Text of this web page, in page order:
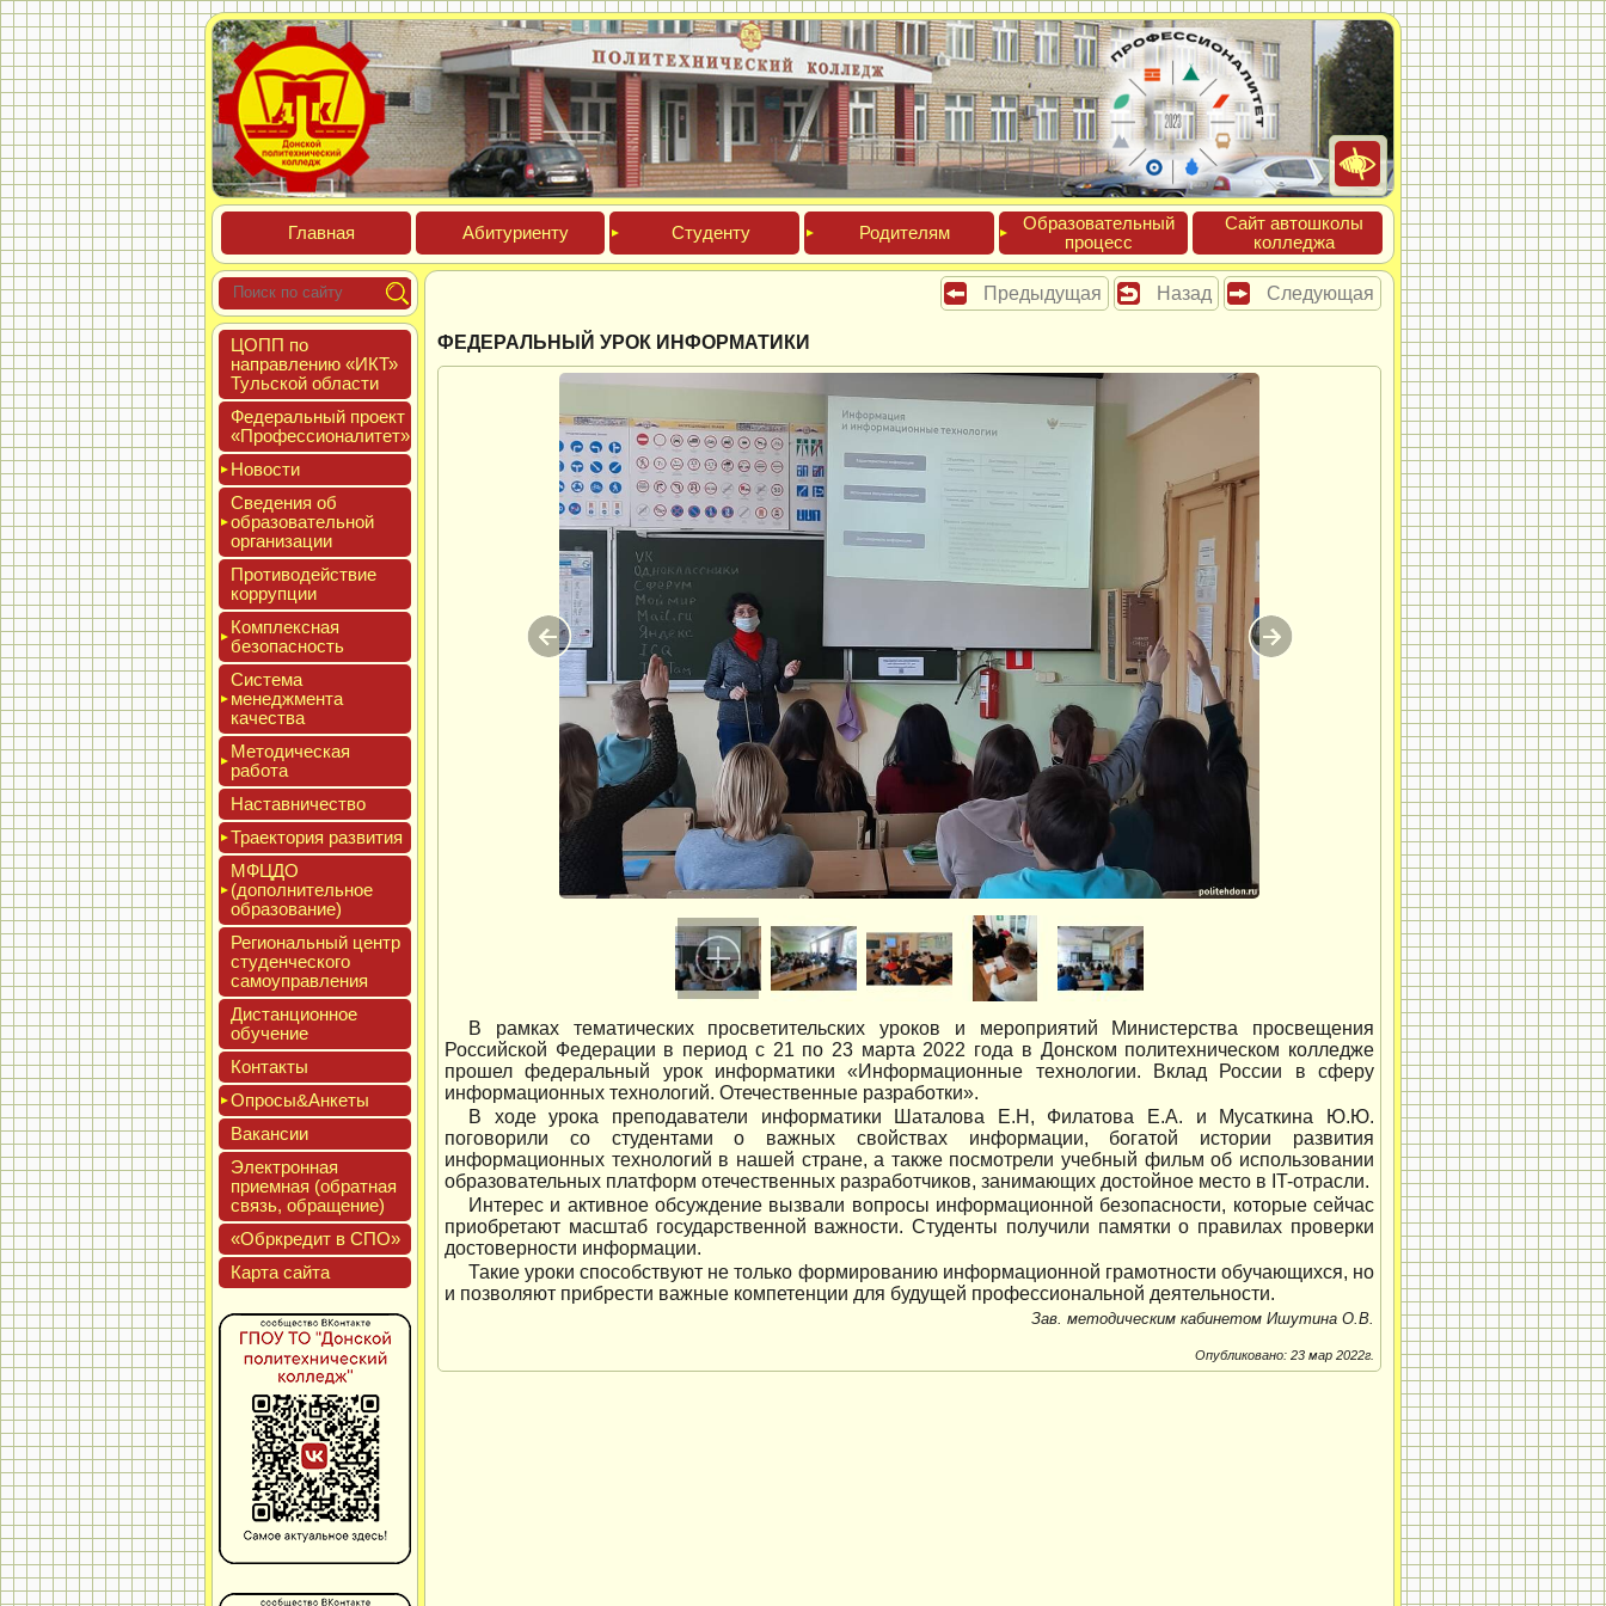
Глав­ная Аби­тури­ен­ту Сту­ден­ту Роди­телям
Обра­зова­тель­ный
про­цесс
Сайт ав­тошко­лы
кол­леджа
ЦОПП по
нап­равле­нию «ИКТ»
Туль­ской об­ласти
Феде­раль­ный про­ект
«Про­фес­си­она­литет»
Новос­ти
Све­дения об
об­ра­зова­тель­ной
ор­га­низа­ции
Про­тиво­дей­ствие
кор­рупции
Ком­плексная
бе­зопас­ность
Сис­те­ма
ме­нед­жмен­та
ка­чес­тва
Мето­дичес­кая
ра­бота
Нас­тавни­чес­тво
Тра­ек­то­рия раз­ви­тия
МФЦДО
(до­пол­ни­тель­ное
об­ра­зова­ние)
Реги­ональ­ный центр
сту­ден­ческо­го
са­мо­уп­равле­ния
Дис­танци­он­ное
обу­чение
Кон­такты
Опро­сы&Анке­ты
Вакан­сии
Элек­трон­ная
при­ем­ная (об­ратная
связь, об­ра­щение)
«Обркре­дит в СПО»
Кар­та сай­та
Предыдущая Назад Следующая
ФЕДЕРАЛЬНЫЙ УРОК ИНФОРМАТИКИ
В рамках тематических просветительских уроков и мероприятий Министерства просвещения
Российской Федерации в период с 21 по 23 марта 2022 года в Донском политехническом колледже
прошел федеральный урок информатики «Информационные технологии. Вклад России в сферу
информационных технологий. Отечественные разработки».
В ходе урока преподаватели информатики Шаталова Е.Н, Филатова Е.А. и Мусаткина Ю.Ю.
поговорили со студентами о важных свойствах информации, богатой истории развития
информационных технологий в нашей стране, а также посмотрели учебный фильм об использовании
образовательных платформ отечественных разработчиков, занимающих достойное место в IT-отрасли.
Интерес и активное обсуждение вызвали вопросы информационной безопасности, которые сейчас
приобретают масштаб государственной важности. Студенты получили памятки о правилах проверки
достоверности информации.
Такие уроки способствуют не только формированию информационной грамотности обучающихся, но
и позволяют прибрести важные компетенции для будущей профессиональной деятельности.
Зав. методическим кабинетом Ишутина О.В.
Опубликовано: 23 мар 2022г.